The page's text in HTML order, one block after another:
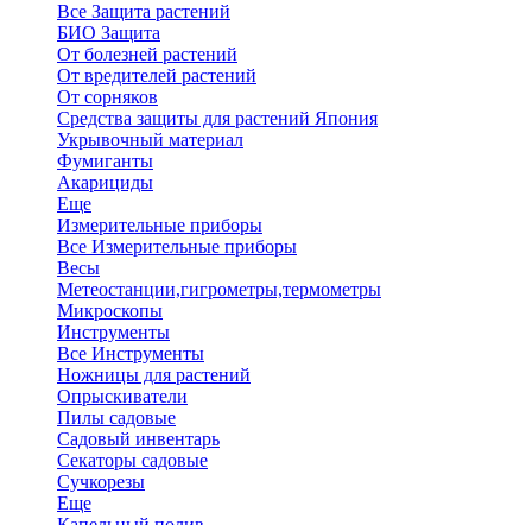
Все Защита растений
БИО Защита
От болезней растений
От вредителей растений
От сорняков
Средства защиты для растений Япония
Укрывочный материал
Фумиганты
Акарициды
Еще
Измерительные приборы
Все Измерительные приборы
Весы
Метеостанции,гигрометры,термометры
Микроскопы
Инструменты
Все Инструменты
Ножницы для растений
Опрыскиватели
Пилы садовые
Садовый инвентарь
Секаторы садовые
Сучкорезы
Еще